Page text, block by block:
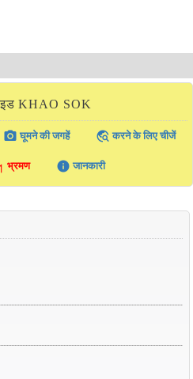
KHAO SOK
photo_camera घूमने की जगहें travel_explore करने के लिए चीजें
भ्रमण info जानकारी